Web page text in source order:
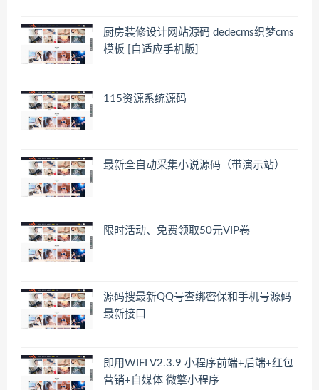
厨房装修设计网站源码 dedecms织梦cms
模板 [自适应手机版]
115资源系统源码
最新全自动采集小说源码（带演示站）
限时活动、免费领取50元VIP卷
源码搜最新QQ号查绑密保和手机号源码
最新接口
即用WIFI V2.3.9 小程序前端+后端+红包
营销+自媒体 微擎小程序